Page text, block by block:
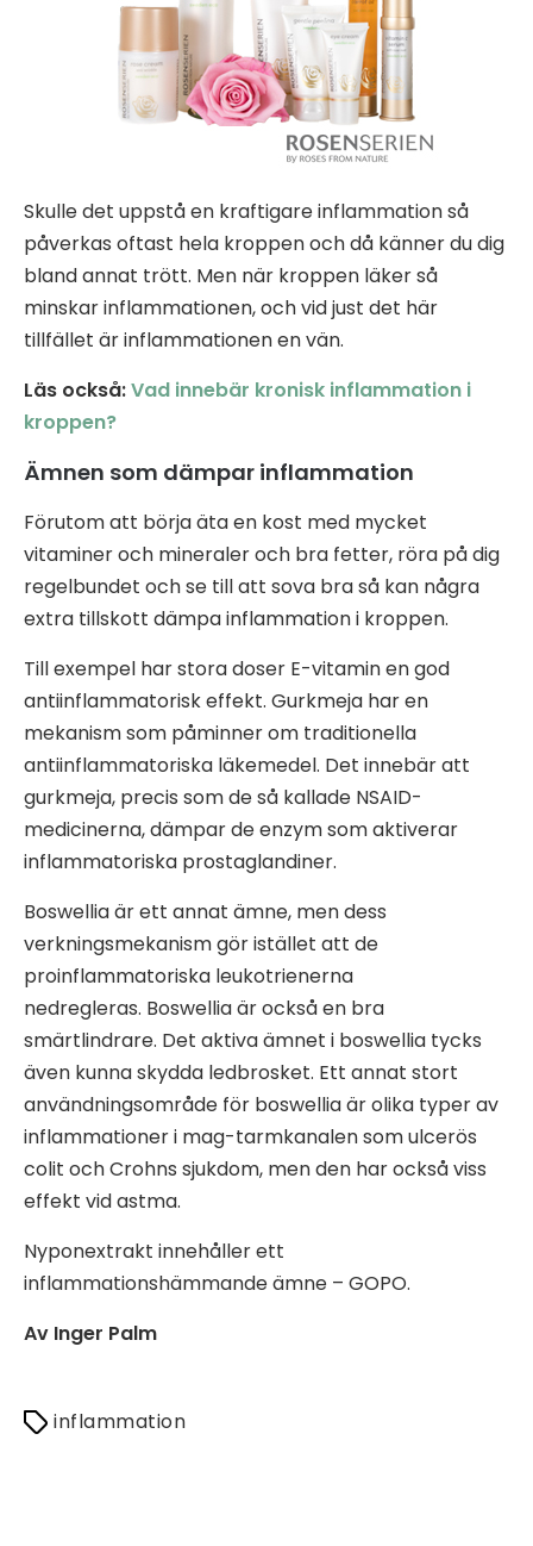
Skulle det uppstå en kraftigare inflammation så
påverkas oftast hela kroppen och då känner du dig
bland annat trött. Men när kroppen läker så
minskar inflammationen, och vid just det här
tillfället är inflammationen en vän.
Läs också:Vad innebär kronisk inflammation i
kroppen?
Ämnen som dämpar inflammation
Förutom att börja äta en kost med mycket
vitaminer och mineraler och bra fetter, röra på dig
regelbundet och se till att sova bra så kan några
extra tillskott dämpa inflammation i kroppen.
Till exempel har stora doser E-vitamin en god
antiinflammatorisk effekt. Gurkmeja har en
mekanism som påminner om traditionella
antiinflammatoriska läkemedel. Det innebär att
gurkmeja, precis som de så kallade NSAID-
medicinerna, dämpar de enzym som aktiverar
inflammatoriska prostaglandiner.
Boswellia är ett annat ämne, men dess
verkningsmekanism gör istället att de
proinflammatoriska leukotrienerna
nedregleras. Boswellia är också en bra
smärtlindrare. Det aktiva ämnet i boswellia tycks
även kunna skydda ledbrosket. Ett annat stort
användningsområde för boswellia är olika typer av
inflammationer i mag-tarmkanalen som ulcerös
colit och Crohns sjukdom, men den har också viss
effekt vid astma.
Nyponextrakt innehåller ett
inflammationshämmande ämne – GOPO.
Av Inger Palm
inflammation